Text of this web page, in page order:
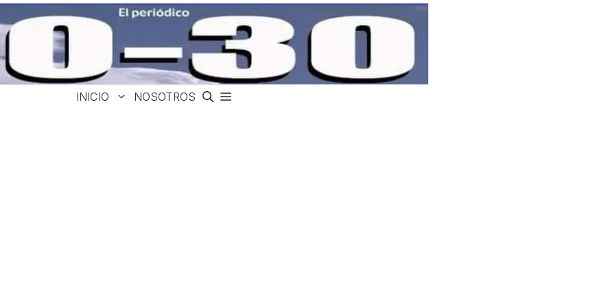
INICIO NOSOTROS